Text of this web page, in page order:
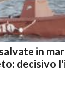
in
decisivo